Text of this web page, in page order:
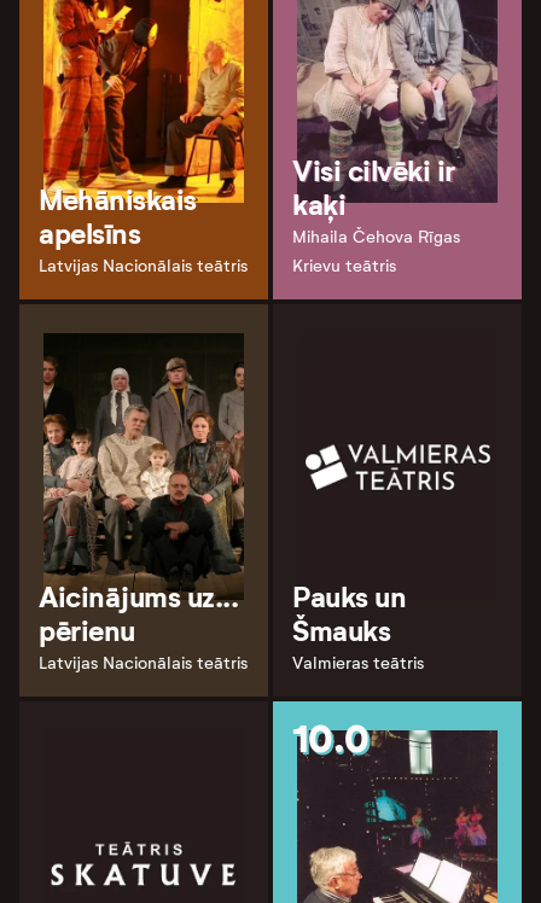
Mehāniskais
apelsīns
Latvijas Nacionālais teātris
Visi cilvēki ir
kaķi
Mihaila Čehova Rīgas
Krievu teātris
Aicinājums uz...
pērienu
Latvijas Nacionālais teātris
Pauks un
Šmauks
Valmieras teātris
10.0